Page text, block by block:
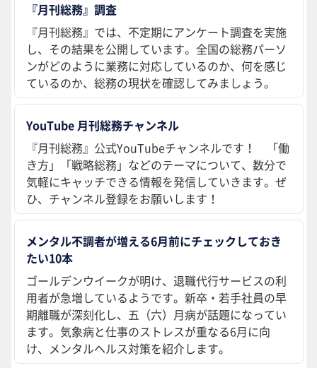
『月刊総務』調査
『月刊総務』では、不定期にアンケート調査を実施
し、その結果を公開しています。全国の総務パーソ
ンがどのように業務に対応しているのか、何を感じ
ているのか、総務の現状を確認してみましょう。
YouTube 月刊総務チャンネル
『月刊総務』公式YouTubeチャンネルです！ 「働
き方」「戦略総務」などのテーマについて、数分で
気軽にキャッチできる情報を発信していきます。ぜ
ひ、チャンネル登録をお願いします！
メンタル不調者が増える6月前にチェックしておき
たい10本
ゴールデンウイークが明け、退職代行サービスの利
用者が急増しているようです。新卒・若手社員の早
期離職が深刻化し、五（六）月病が話題になってい
ます。気象病と仕事のストレスが重なる6月に向
け、メンタルヘルス対策を紹介します。